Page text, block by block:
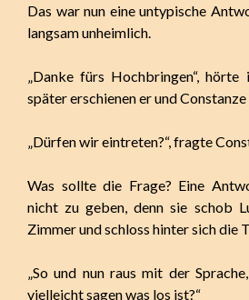
Das war nun eine untypische
langsam unheimlich.
„Danke fürs Hochbringen“,
später erschienen er und Constanze
„Dürfen wir eintreten?“, fragte
Was sollte die Frage? Eine
nicht zu geben, denn sie schob
Zimmer und schloss hinter sich die
„So und nun raus mit der
vielleicht sagen was los ist?“